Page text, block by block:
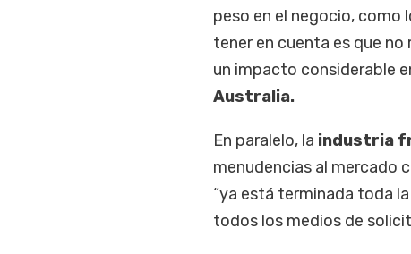
peso en el negocio, como
tener en cuenta es que
un impacto considerable
Australia.
En paralelo, la industria
menudencias al mercado
“ya está terminada toda
todos los medios de